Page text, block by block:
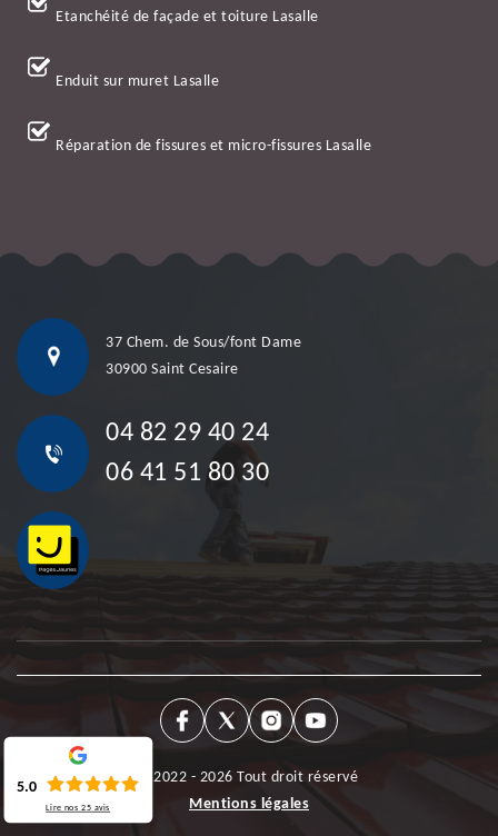
Etanchéité de façade et toiture Lasalle
Enduit sur muret Lasalle
Réparation de fissures et micro-fissures Lasalle
37 Chem. de Sous/font Dame
30900 Saint Cesaire
04 82 29 40 24
06 41 51 80 30
©2022 - 2026 Tout droit réservé
Mentions légales
5.0
Lire nos25 avis